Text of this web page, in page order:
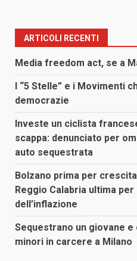
ARTICOLI RECENTI
Media freedom act, se a
I “5 Stelle” e i Movimenti
democrazie
Investe un ciclista
scappa: denunciato per
auto sequestrata
Bolzano prima per
Reggio Calabria ultima
dell’inflazione
Sequestrano un giovane
minori in carcere a Milano